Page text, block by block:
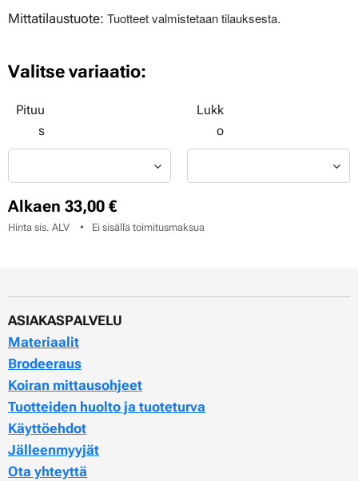
Mittatilaustuote: Tuotteet valmistetaan tilauksesta.
Valitse variaatio:
Pituu
s
Lukk
o
Alkaen 33,00 €
Hinta sis. ALV Ei sisällä toimitusmaksua
ASIAKASPALVELU
Materiaalit
Brodeeraus
Koiran mittausohjeet
Tuotteiden huolto ja tuoteturva
Käyttöehdot
Jälleenmyyjät
Ota yhteyttä